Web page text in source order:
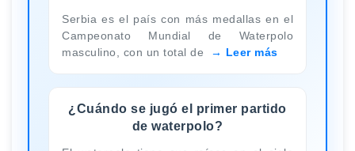
Serbia es el país con más medallas en el
Campeonato Mundial de Waterpolo
masculino, con un total de
Leer más
¿Cuándo se jugó el primer partido
de waterpolo?